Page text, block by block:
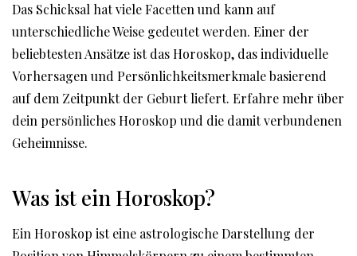
Das Schicksal hat viele Facetten und kann auf
unterschiedliche Weise gedeutet werden. Einer der
beliebtesten Ansätze ist das Horoskop, das individuelle
Vorhersagen und Persönlichkeitsmerkmale basierend
auf dem Zeitpunkt der Geburt liefert. Erfahre mehr über
dein persönliches Horoskop und die damit verbundenen
Geheimnisse.
Was ist ein Horoskop?
Ein Horoskop ist eine astrologische Darstellung der